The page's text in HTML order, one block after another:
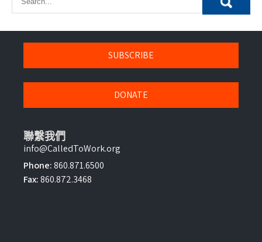
SUBSCRIBE
DONATE
聯繫我們
info@CalledToWork.org
Phone:860.871.6500
Fax:860.872.3468